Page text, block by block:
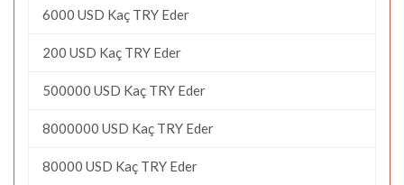
6000 USD Kaç TRY Eder
200 USD Kaç TRY Eder
500000 USD Kaç TRY Eder
8000000 USD Kaç TRY Eder
80000 USD Kaç TRY Eder